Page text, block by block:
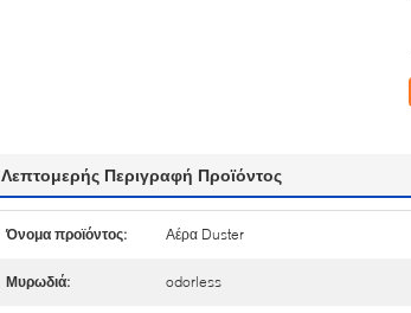
Λεπτομερής Περιγραφή Προϊόντος
Όνομα προϊόντος: Αέρα Duster
Μυρωδιά: odorless